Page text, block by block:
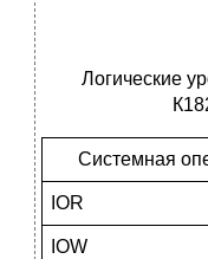
Логические
Системная
IOR
IOW